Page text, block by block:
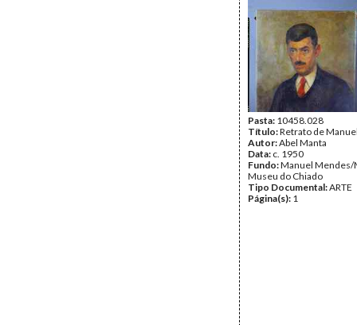
Pasta: 10458.028
Título:Retrato de
Autor:Abel Manta
Data: c. 1950
Fundo:Manuel Mendes/
Museu do Chiado
Tipo Documental:ARTE
Página(s): 1